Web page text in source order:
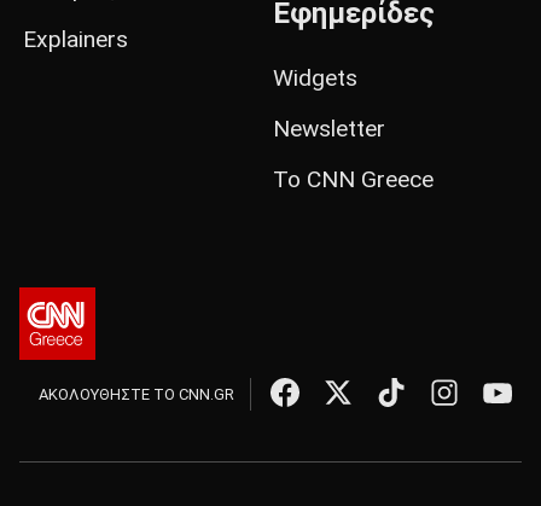
Explainers
Εφημερίδες
Widgets
Newsletter
Το CNN Greece
ΑΚΟΛΟΥΘΗΣΤΕ ΤΟ CNN.GR